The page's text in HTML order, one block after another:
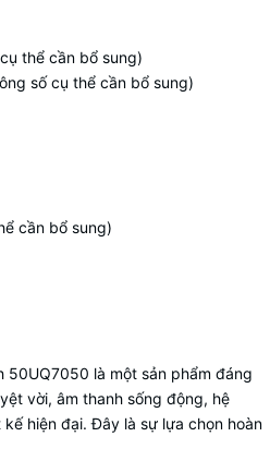
thể cần bổ sung)
số cụ thể cần bổ sung)
cần bổ sung)
50UQ7050 là một sản phẩm đáng
vời, âm thanh sống động, hệ
hiện đại. Đây là sự lựa chọn hoàn